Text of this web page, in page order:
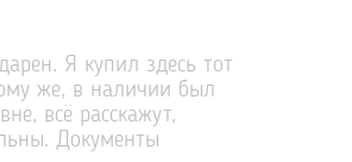
Я купил здесь тот
же, в наличии был
всё расскажут,
Документы